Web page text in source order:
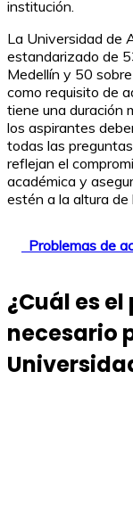
institución.
La Universidad de
estandarizado de
Medellín y 50
como requisito de
tiene una duración
los aspirantes
todas las
reflejan el
académica y
estén a la altura
Problemas de
¿Cuál es
necesario